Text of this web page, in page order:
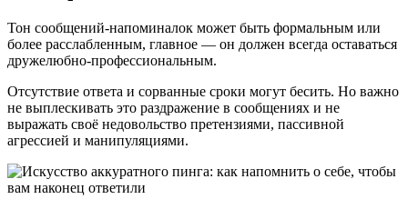
Тон сообщений-напоминалок может быть формальным или
более расслабленным, главное — он должен всегда оставаться
дружелюбно-профессиональным.
Отсутствие ответа и сорванные сроки могут бесить. Но важно
не выплескивать это раздражение в сообщениях и не
выражать своё недовольство претензиями, пассивной
агрессией и манипуляциями.